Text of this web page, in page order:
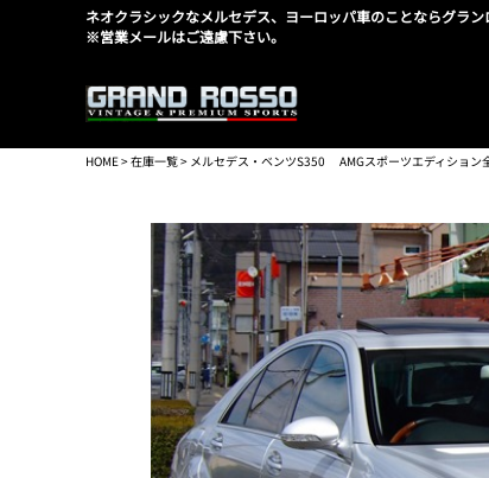
ネオクラシックなメルセデス、ヨーロッパ車のことならグラ
※営業メールはご遠慮下さい。
HOME>在庫一覧> メルセデス・ベンツS350 AMGスポーツエディシ